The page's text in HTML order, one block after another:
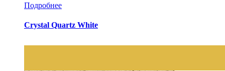
Подробнее
Crystal Quartz White